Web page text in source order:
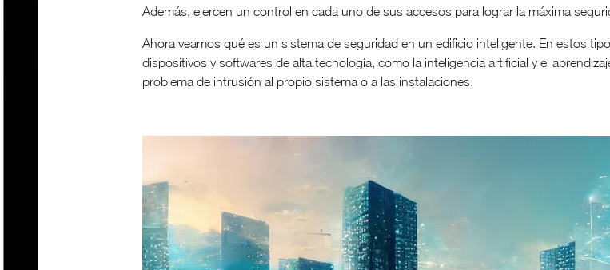
Además, ejercen un control en cada uno de sus accesos para lograr la máxima
Ahora veamos qué es un sistema de seguridad en un edificio inteligente. En estos
dispositivos y softwares de alta tecnología, como la inteligencia artificial y el
problema de intrusión al propio sistema o a las instalaciones.